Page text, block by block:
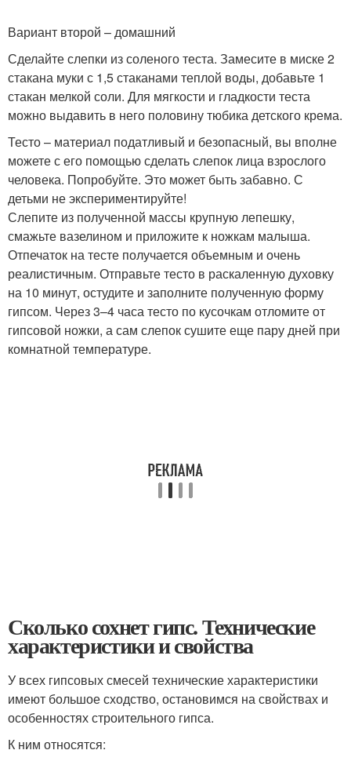
Вариант второй – домашний
Сделайте слепки из соленого теста. Замесите в миске 2
стакана муки с 1,5 стаканами теплой воды, добавьте 1
стакан мелкой соли. Для мягкости и гладкости теста
можно выдавить в него половину тюбика детского крема.
Тесто – материал податливый и безопасный, вы вполне
можете с его помощью сделать слепок лица взрослого
человека. Попробуйте. Это может быть забавно. С
детьми не экспериментируйте!
Слепите из полученной массы крупную лепешку,
смажьте вазелином и приложите к ножкам малыша.
Отпечаток на тесте получается объемным и очень
реалистичным. Отправьте тесто в раскаленную духовку
на 10 минут, остудите и заполните полученную форму
гипсом. Через 3–4 часа тесто по кусочкам отломите от
гипсовой ножки, а сам слепок сушите еще пару дней при
комнатной температуре.
Сколько сохнет гипс. Технические
характеристики и свойства
У всех гипсовых смесей технические характеристики
имеют большое сходство, остановимся на свойствах и
особенностях строительного гипса.
К ним относятся: